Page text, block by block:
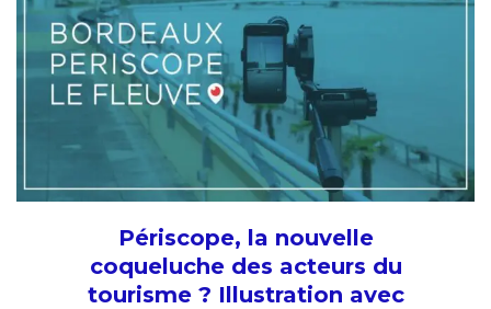
Périscope, la nouvelle
coqueluche des acteurs du
tourisme ? Illustration avec